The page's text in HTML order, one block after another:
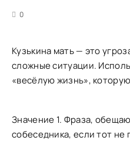
0
Кузькина мать — это
сложные ситуации.
«весёлую жизнь»,
Значение 1. Фраза,
собеседника, если тот не